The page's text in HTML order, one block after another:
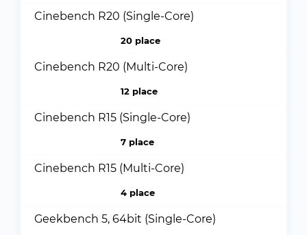
Cinebench R20 (Single-Core)
20 place
Cinebench R20 (Multi-Core)
12 place
Cinebench R15 (Single-Core)
7 place
Cinebench R15 (Multi-Core)
4 place
Geekbench 5, 64bit (Single-Core)